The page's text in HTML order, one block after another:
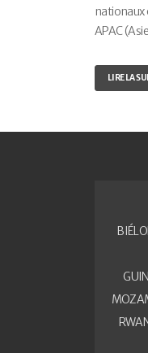
nationaux
APAC
LIRE LA